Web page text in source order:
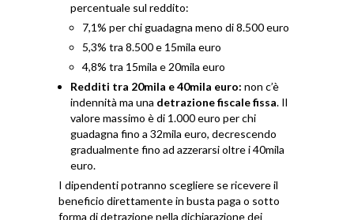
percentuale sul reddito:
7,1% per chi guadagna meno di 8.500 euro
5,3% tra 8.500 e 15mila euro
4,8% tra 15mila e 20mila euro
Redditi tra 20mila e 40mila euro: non c’è
indennità ma una detrazione fiscale fissa. Il
valore massimo è di 1.000 euro per chi
guadagna fino a 32mila euro, decrescendo
gradualmente fino ad azzerarsi oltre i 40mila
euro.
I dipendenti potranno scegliere se ricevere il
beneficio direttamente in busta paga o sotto
forma di detrazione nella dichiarazione dei